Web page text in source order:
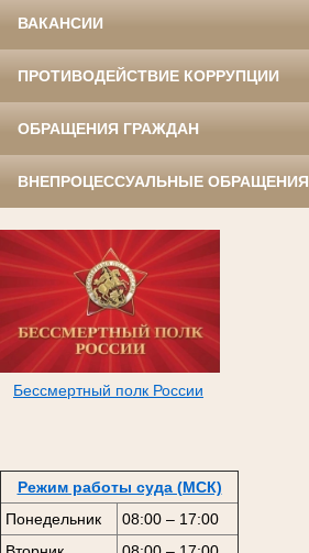
ВАКАНСИИ
ПРОТИВОДЕЙСТВИЕ КОРРУПЦИИ
ОБРАЩЕНИЯ ГРАЖДАН
ВНЕПРОЦЕССУАЛЬНЫЕ ОБРАЩЕНИЯ
Бессмертный полк России
Режим работы суда (МСК)
Понедельник
08:00 – 17:00